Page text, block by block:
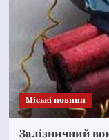
Mіські новини
Залізничний